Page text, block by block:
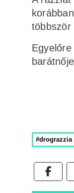
többször
#drograzzia